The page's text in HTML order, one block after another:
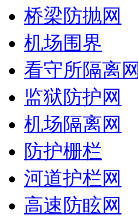
桥梁防抛网
机场围界
看守所隔离网
监狱防护网
机场隔离网
防护栅栏
河道护栏网
高速防眩网